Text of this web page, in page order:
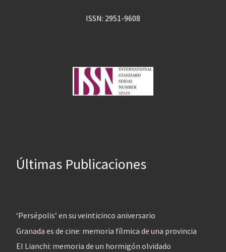
ISSN: 2951-9608
Últimas Publicaciones
‘Persépolis’ en su veinticinco aniversario
Granada es de cine: memoria fílmica de una provincia
El Lianchi: memoria de un hormigón olvidado